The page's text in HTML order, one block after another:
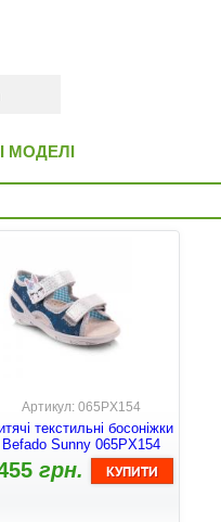
МОДЕЛІ
Артикул: 065PX154
текстильні босоніжки
Befado Sunny 065PX154
грн.